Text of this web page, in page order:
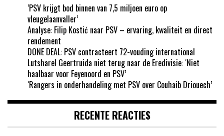
‘PSV krijgt bod binnen van 7,5 miljoen euro op
vleugelaanvaller’
Analyse: Filip Kostić naar PSV – ervaring, kwaliteit en direct
rendement
DONE DEAL: PSV contracteert 72-vouding international
Lutsharel Geertruida niet terug naar de Eredivisie: ‘Niet
haalbaar voor Feyenoord en PSV’
‘Rangers in onderhandeling met PSV over Couhaib Driouech’
RECENTE REACTIES